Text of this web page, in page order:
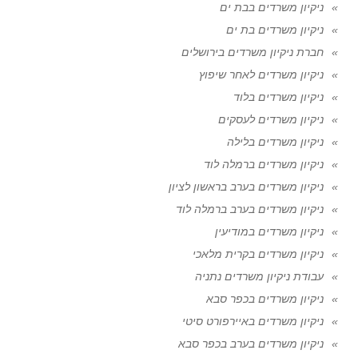
ניקיון משרדים בבת ים
ניקיון משרדים בת ים
חברת ניקיון משרדים בירושלים
ניקיון משרדים לאחר שיפוץ
ניקיון משרדים בלוד
ניקיון משרדים לעסקים
ניקיון משרדים בלילה
ניקיון משרדים ברמלה לוד
ניקיון משרדים בערב בראשון לציון
ניקיון משרדים בערב ברמלה לוד
ניקיון משרדים במודיעין
ניקיון משרדים בקרית מלאכי
עבודת ניקיון משרדים נתניה
ניקיון משרדים בכפר סבא
ניקיון משרדים באיירפורט סיטי
ניקיון משרדים בערב בכפר סבא